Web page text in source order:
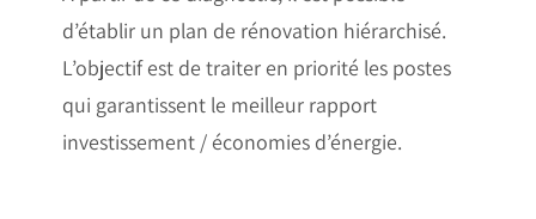
d’établir un plan de rénovation hiérarchisé.
L’objectif est de traiter en priorité les postes
qui garantissent le meilleur rapport
investissement / économies d’énergie.